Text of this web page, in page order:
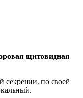
секреции, по своей